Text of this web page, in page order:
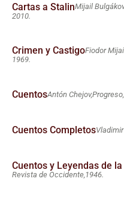
Cartas a StalinMijail
2010.
Crimen y CastigoFiodor
1969.
CuentosAntón Chejov,Progreso,
Cuentos Completos
Cuentos y Leyendas de
Revista de Occidente,1946.